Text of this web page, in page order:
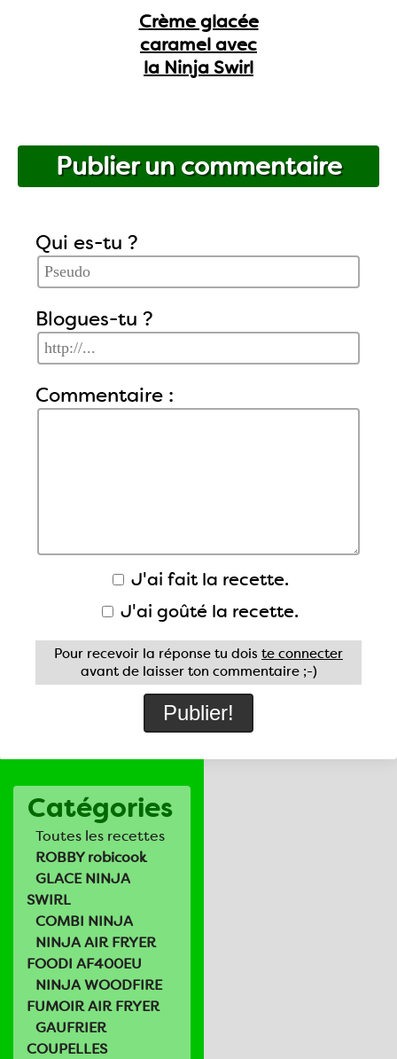
Catégories
Toutes les recettes
ROBBY robicook
GLACE NINJA
SWIRL
COMBI NINJA
NINJA AIR FRYER
FOODI AF400EU
NINJA WOODFIRE
FUMOIR AIR FRYER
GAUFRIER
COUPELLES
Crème glacée
caramel avec
la Ninja Swirl
Publier un commentaire
Qui es-tu ?
Blogues-tu ?
Commentaire :
J'ai fait la recette.
J'ai goûté la recette.
Pour recevoir la réponse tu dois te connecter
avant de laisser ton commentaire ;-)